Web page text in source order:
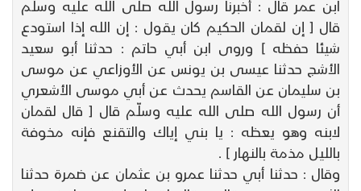
ابن عمر قال : أخبرنا رسول الله صلى الله عليه وسلّم
قال [ إن لقمان الحكيم كان يقول : إن الله إذا استودع
شيئا حفظه ] وروى ابن أبي حاتم : حدثنا أبو سعيد
الأشج حدثنا عيسى بن يونس عن الأوزاعي عن موسى
بن سليمان عن القاسم يحدث عن أبي موسى الأشعري
أن رسول الله صلى الله عليه وسلّم قال [ قال لقمان
لابنه وهو يعظه : يا بني إياك والتقنع فإنه مخوفة
بالليل مذمة بالنهار ] .
وقال : حدثنا أبي حدثنا عمرو بن عثمان عن ضمرة حدثنا